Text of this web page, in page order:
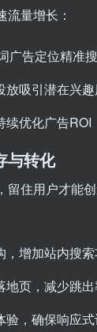
量增长：
广告定位精准
放吸引潜在兴
续优化广告ROI
与转化
住用户才能创
，增加站内搜
地页，减少跳
验，确保响应